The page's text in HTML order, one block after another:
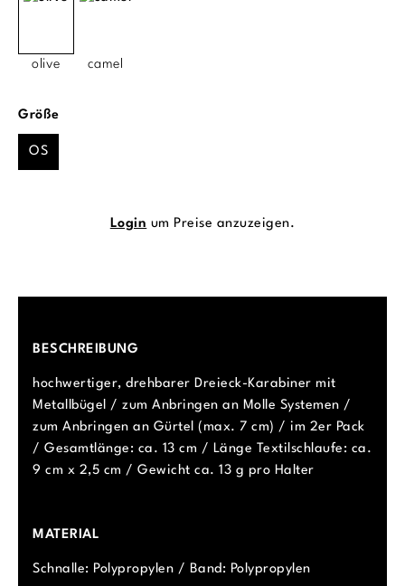
olive camel
Größeauswählen
OS
Login um Preise anzuzeigen.
BESCHREIBUNG
hochwertiger, drehbarer Dreieck-Karabiner mit
Metallbügel / zum Anbringen an Molle Systemen /
zum Anbringen an Gürtel (max. 7 cm) / im 2er Pack
/ Gesamtlänge: ca. 13 cm / Länge Textilschlaufe: ca.
9 cm x 2,5 cm / Gewicht ca. 13 g pro Halter
MATERIAL
Schnalle: Polypropylen / Band: Polypropylen